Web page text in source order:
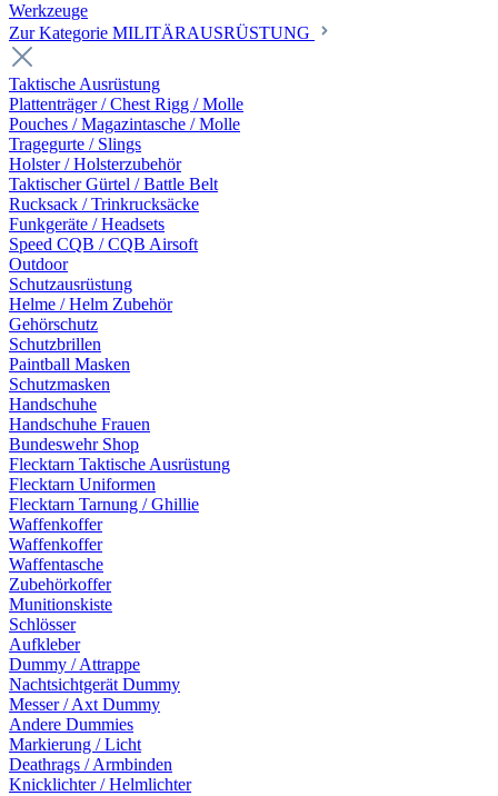
Werkzeuge
Zur Kategorie MILITÄRAUSRÜSTUNG
Taktische Ausrüstung
Plattenträger / Chest Rigg / Molle
Pouches / Magazintasche / Molle
Tragegurte / Slings
Holster / Holsterzubehör
Taktischer Gürtel / Battle Belt
Rucksack / Trinkrucksäcke
Funkgeräte / Headsets
Speed CQB / CQB Airsoft
Outdoor
Schutzausrüstung
Helme / Helm Zubehör
Gehörschutz
Schutzbrillen
Paintball Masken
Schutzmasken
Handschuhe
Handschuhe Frauen
Bundeswehr Shop
Flecktarn Taktische Ausrüstung
Flecktarn Uniformen
Flecktarn Tarnung / Ghillie
Waffenkoffer
Waffenkoffer
Waffentasche
Zubehörkoffer
Munitionskiste
Schlösser
Aufkleber
Dummy / Attrappe
Nachtsichtgerät Dummy
Messer / Axt Dummy
Andere Dummies
Markierung / Licht
Deathrags / Armbinden
Knicklichter / Helmlichter